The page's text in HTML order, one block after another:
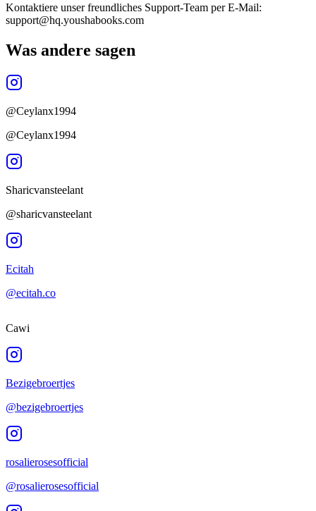
Kontaktiere unser freundliches Support-Team per E-Mail:
support@hq.youshabooks.com
Was andere sagen
@Ceylanx1994
@Ceylanx1994
Sharicvansteelant
@sharicvansteelant
Ecitah
@ecitah.co
Cawi
Bezigebroertjes
@bezigebroertjes
rosalierosesofficial
@rosalierosesofficial